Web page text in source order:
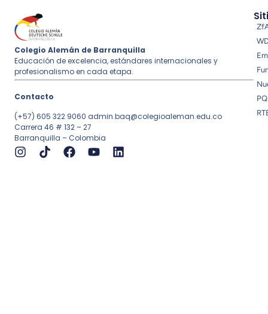
Colegio Alemán de Barranquilla
Educación de excelencia, estándares internacionales y
profesionalismo en cada etapa.
Contacto
(+57) 605 322 9060 admin.baq@colegioaleman.edu.co
Carrera 46 # 132 – 27
Barranquilla – Colombia